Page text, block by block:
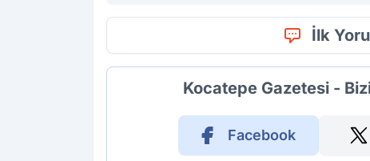
İlk
Kocatepe Gazetesi -
Facebook